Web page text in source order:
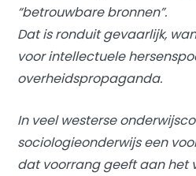
“betrouwbare bronnen”.
Dat is ronduit gevaarlijk,
voor intellectuele
overheidspropaganda.
In veel westerse
sociologieonderwijs een
dat voorrang geeft aan het